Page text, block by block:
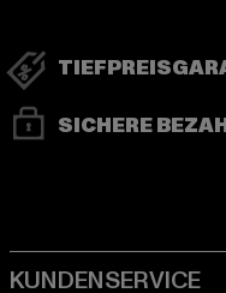
SICHERE